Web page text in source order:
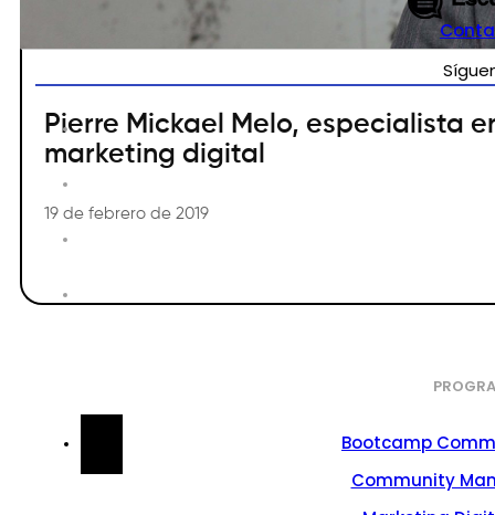
Bootcamp
Community
Pierre Mickael Melo, especialista
marketing digital
19 de febrero de 2019